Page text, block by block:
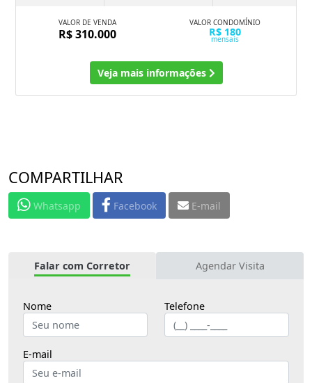
VALOR DE VENDA
R$ 310.000
VALOR CONDOMÍNIO
R$ 180
mensais
Veja mais informações
COMPARTILHAR
Whatsapp Facebook E-mail
Falar com Corretor Agendar Visita
Nome Telefone
E-mail